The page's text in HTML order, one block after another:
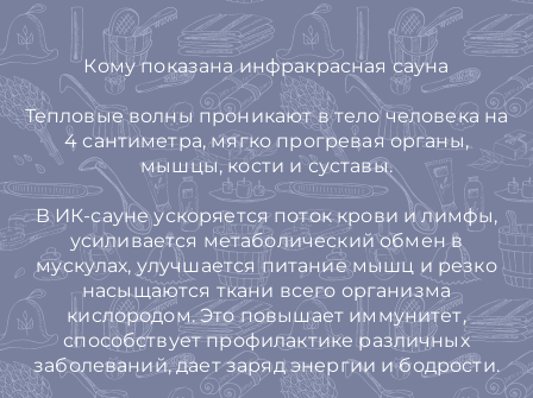
Кому показана инфракрасная сауна
Тепловые волны проникают в тело человека на
4 сантиметра, мягко прогревая органы,
мышцы, кости и суставы.
В ИК-сауне ускоряется поток крови и лимфы,
усиливается метаболический обмен в
мускулах, улучшается питание мышц и резко
насыщаются ткани всего организма
кислородом. Это повышает иммунитет,
способствует профилактике различных
заболеваний, дает заряд энергии и бодрости.